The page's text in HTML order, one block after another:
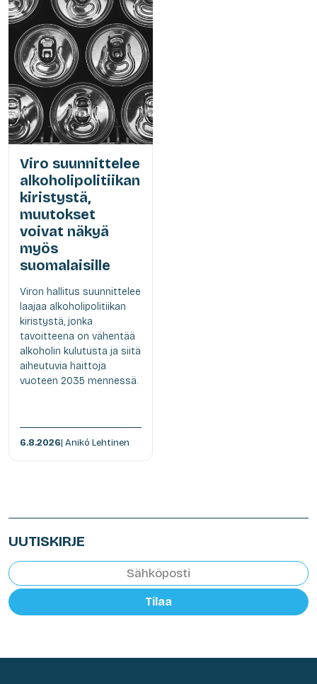
Viro suunnittelee
alkoholipolitiikan
kiristystä,
muutokset
voivat näkyä
myös
suomalaisille
Viron hallitus suunnittelee
laajaa alkoholipolitiikan
kiristystä, jonka
tavoitteena on vähentää
alkoholin kulutusta ja siitä
aiheutuvia haittoja
vuoteen 2035 mennessä.
6.8.2026| Anikó Lehtinen
UUTISKIRJE
Tilaa